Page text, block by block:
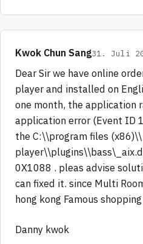
Kwok Chun Sang31. Juli
Dear Sir we have online
player and installed on
one month, the application
application error (Event ID
the C:\\program files
0X1088 . pleas advise
can fixed it. since Multi
hong kong Famous
Danny kwok